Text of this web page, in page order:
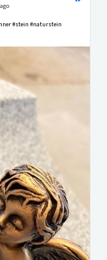
#stein #naturstein